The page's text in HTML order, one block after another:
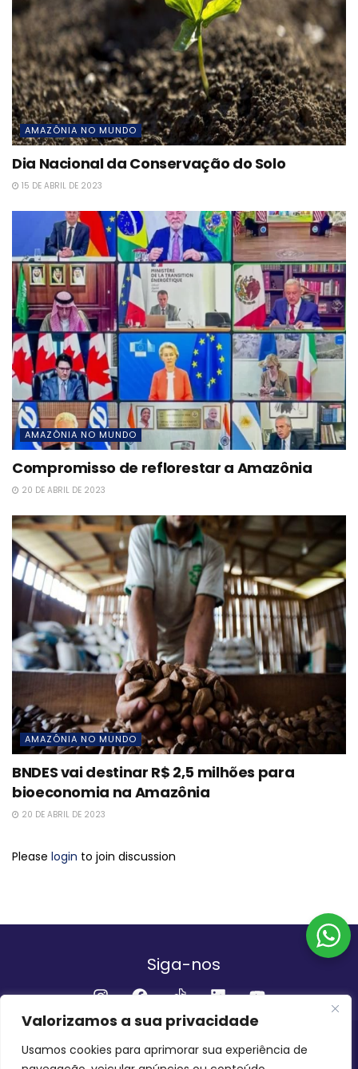
Valorizamos a sua privacidade
Usamos cookies para aprimorar sua experiência de
AMAZÔNIA NO MUNDO
Dia Nacional da Conservação do Solo
15 DE ABRIL DE 2023
AMAZÔNIA NO MUNDO
Compromisso de reflorestar a Amazônia
20 DE ABRIL DE 2023
AMAZÔNIA NO MUNDO
BNDES vai destinar R$ 2,5 milhões para
bioeconomia na Amazônia
20 DE ABRIL DE 2023
Please login to join discussion
Siga-nos
Institucional